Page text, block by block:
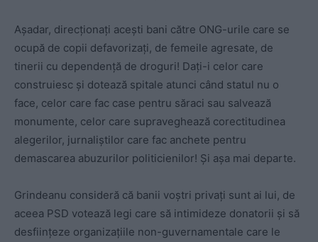
Așadar, direcționați acești bani către ONG-urile care se
ocupă de copii defavorizați, de femeile agresate, de
tinerii cu dependență de droguri! Dați-i celor care
construiesc și dotează spitale atunci când statul nu o
face, celor care fac case pentru săraci sau salvează
monumente, celor care supraveghează corectitudinea
alegerilor, jurnaliștilor care fac anchete pentru
demascarea abuzurilor politicienilor! Și așa mai departe.
Grindeanu consideră că banii voștri privați sunt ai lui, de
aceea PSD votează legi care să intimideze donatorii și să
desființeze organizațiile non-guvernamentale care le